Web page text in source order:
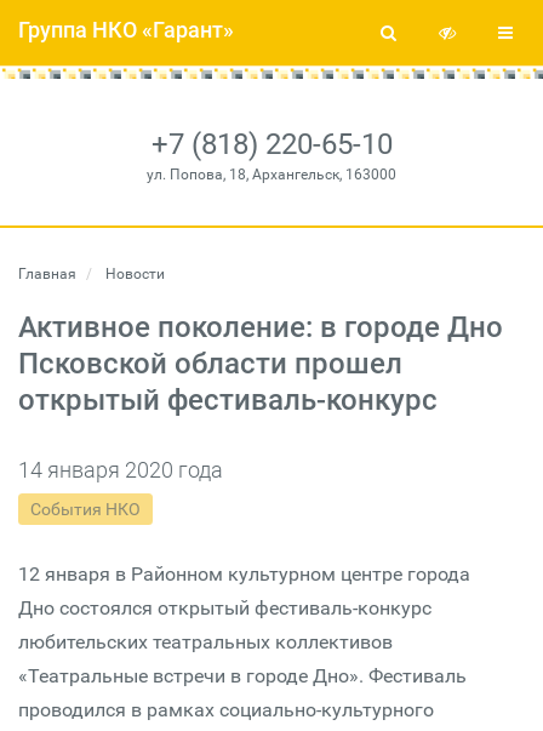
+7 (818) 220-65-10
ул. Попова, 18, Архангельск, 163000
Группа НКО «Гарант»
Главная Новости
Активное поколение: в городе Дно
Псковской области прошел
открытый фестиваль-конкурс
14 января 2020 года
События НКО
12 января в Районном культурном центре города
Дно состоялся открытый фестиваль-конкурс
любительских театральных коллективов
«Театральные встречи в городе Дно». Фестиваль
проводился в рамках социально-культурного